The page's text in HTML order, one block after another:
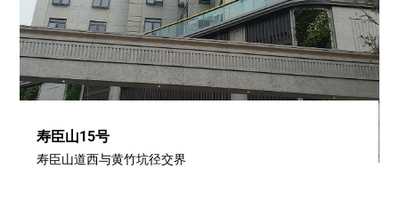
寿臣山15号
寿臣山道西与黄竹坑径交界